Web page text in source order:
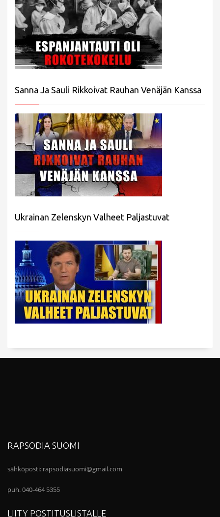
Sanna Ja Sauli Rikkoivat Rauhan Venäjän Kanssa
Ukrainan Zelenskyn Valheet Paljastuvat
RAPSODIA SUOMI
sähköposti: rapsodiasuomi@gmail.com
puh. 040-464 5355
LIITY POSTITUSLISTALLE